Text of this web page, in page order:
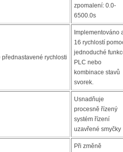
zpomalení: 0.0-
6500.0s
rychlosti
Implementováno
16 rychlostí
jednoduché
PLC nebo
kombinace stavů
svorek.
Usnadňuje
procesně řízený
systém řízení
uzavřené smyčky
Při změně